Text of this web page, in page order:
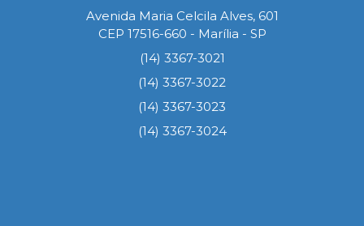
Avenida Maria Celcila Alves, 601
CEP 17516-660 - Marília - SP
(14) 3367-3021
(14) 3367-3022
(14) 3367-3023
(14) 3367-3024